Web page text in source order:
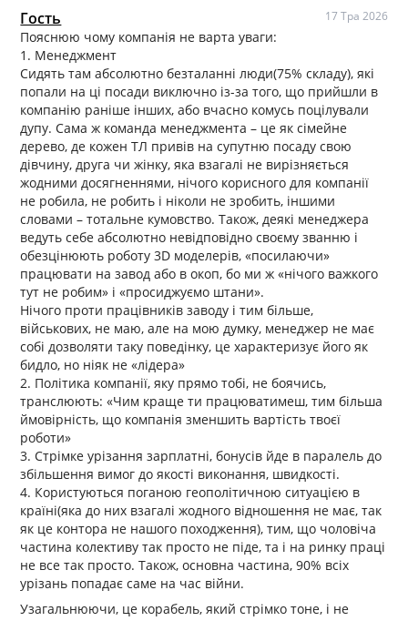
Гость 17 Тра 2026
Пояснюю чому компанія не варта уваги:
1. Менеджмент
Сидять там абсолютно безталанні люди(75% складу), які
попали на ці посади виключно із-за того, що прийшли в
компанію раніше інших, або вчасно комусь поцілували
дупу. Сама ж команда менеджмента – це як сімейне
дерево, де кожен ТЛ привів на супутню посаду свою
дівчину, друга чи жінку, яка взагалі не вирізняється
жодними досягненнями, нічого корисного для компанії
не робила, не робить і ніколи не зробить, іншими
словами – тотальне кумовство. Також, деякі менеджера
ведуть себе абсолютно невідповідно своєму званню і
обезцінюють роботу 3D моделерів, «посилаючи»
працювати на завод або в окоп, бо ми ж «нічого важкого
тут не робим» і «просиджуємо штани».
Нічого проти працівників заводу і тим більше,
військових, не маю, але на мою думку, менеджер не має
собі дозволяти таку поведінку, це характеризує його як
бидло, но ніяк не «лідера»
2. Політика компанії, яку прямо тобі, не боячись,
транслюють: «Чим краще ти працюватимеш, тим більша
ймовірність, що компанія зменшить вартість твоєї
роботи»
3. Стрімке урізання зарплатні, бонусів йде в паралель до
збільшення вимог до якості виконання, швидкості.
4. Користуються поганою геополітичною ситуацією в
країні(яка до них взагалі жодного відношення не має, так
як це контора не нашого походження), тим, що чоловіча
частина колективу так просто не піде, та і на ринку праці
не все так просто. Також, основна частина, 90% всіх
урізань попадає саме на час війни.
Узагальнюючи, це корабель, який стрімко тоне, і не